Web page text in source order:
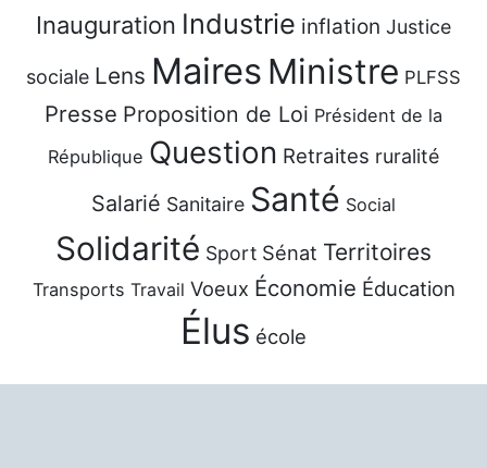
Inauguration Industrie inflation Justice
sociale Lens Maires Ministre PLFSS
Presse Proposition de Loi Président de la
République Question Retraites ruralité
Salarié Sanitaire Santé Social
Solidarité Sport Sénat Territoires
Transports Travail Voeux Économie Éducation
Élus école